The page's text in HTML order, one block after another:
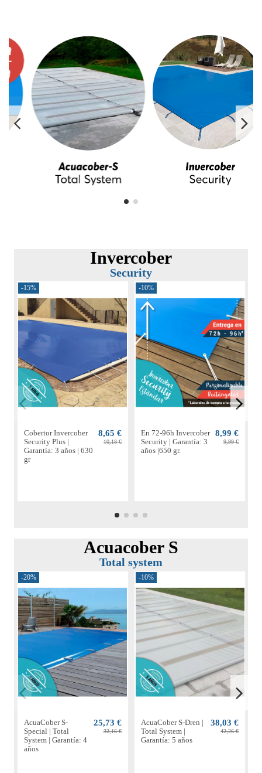
Invercober
Security
-15%
Cobertor Invercober
Security Plus |
Garantía: 3 años | 630
gr
8,65 €
10,18 €
-10%
En 72-96h Invercober
Security | Garantía: 3
años |650 gr.
8,99 €
9,99 €
Acuacober S
Total system
-20%
AcuaCober S-
Special | Total
System | Garantía: 4
años
25,73 €
32,16 €
-10%
AcuaCober S-Dren |
Total System |
Garantía: 5 años
38,03 €
42,26 €